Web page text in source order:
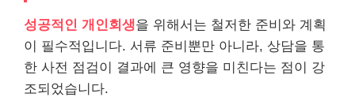
성공적인 개인회생을 위해서는 철저한 준비와 계획
이 필수적입니다. 서류 준비뿐만 아니라, 상담을 통
한 사전 점검이 결과에 큰 영향을 미친다는 점이 강
조되었습니다.